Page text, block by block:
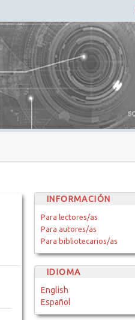
INFORMACIÓN
Para lectores/as
Para autores/as
Para bibliotecarios/as
IDIOMA
English
Español